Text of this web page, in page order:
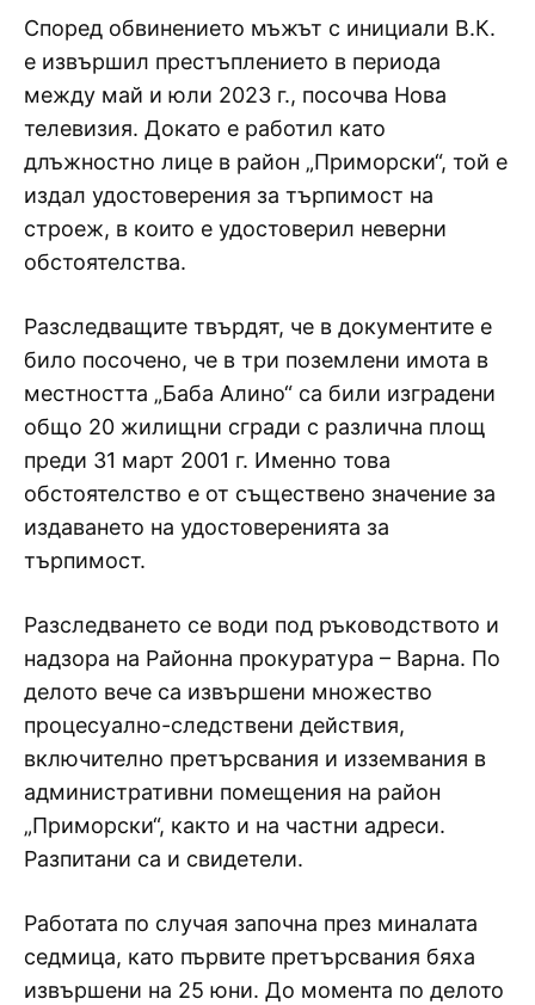
Според обвинението мъжът с инициали В.К.
е извършил престъплението в периода
между май и юли 2023 г., посочва Нова
телевизия. Докато е работил като
длъжностно лице в район „Приморски“, той е
издал удостоверения за търпимост на
строеж, в които е удостоверил неверни
обстоятелства.
Разследващите твърдят, че в документите е
било посочено, че в три поземлени имота в
местността „Баба Алино“ са били изградени
общо 20 жилищни сгради с различна площ
преди 31 март 2001 г. Именно това
обстоятелство е от съществено значение за
издаването на удостоверенията за
търпимост.
Разследването се води под ръководството и
надзора на Районна прокуратура – Варна. По
делото вече са извършени множество
процесуално-следствени действия,
включително претърсвания и изземвания в
административни помещения на район
„Приморски“, както и на частни адреси.
Разпитани са и свидетели.
Работата по случая започна през миналата
седмица, като първите претърсвания бяха
извършени на 25 юни. До момента по делото